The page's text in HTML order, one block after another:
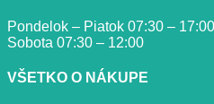
Pondelok – Piatok 07:30 – 17:00
Sobota 07:30 – 12:00
VŠETKO O NÁKUPE